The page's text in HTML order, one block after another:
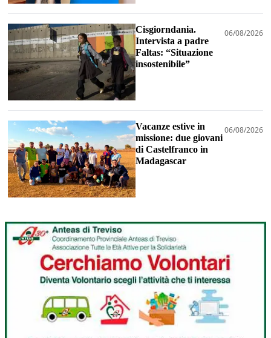
Cisgiorndania.
Intervista a padre
Faltas: “Situazione
insostenibile”
06/08/2026
Vacanze estive in
missione: due giovani
di Castelfranco in
Madagascar
06/08/2026